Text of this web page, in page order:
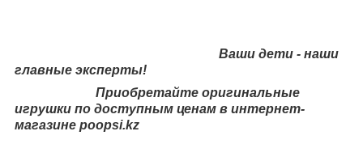
Ваши дети - наши
главные эксперты!
Приобретайте оригинальные
игрушки по доступным ценам в интернет-
магазине poopsi.kz